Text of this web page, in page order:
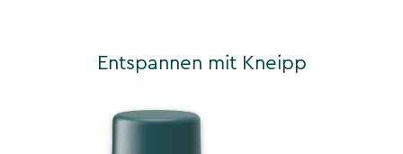
Entspannen mit Kneipp